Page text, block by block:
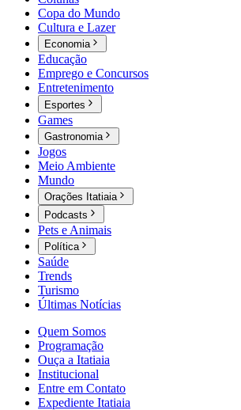
Copa do Mundo
Cultura e Lazer
Economia
Educação
Emprego e Concursos
Entretenimento
Esportes
Games
Gastronomia
Jogos
Meio Ambiente
Mundo
Orações Itatiaia
Podcasts
Pets e Animais
Política
Saúde
Trends
Turismo
Últimas Notícias
Quem Somos
Programação
Ouça a Itatiaia
Institucional
Entre em Contato
Expediente Itatiaia